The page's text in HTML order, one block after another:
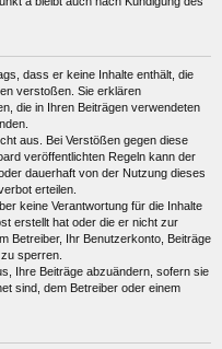
dass er keine Inhalte enthält, die
verstoßen. Sie erklären
die in Ihren Beiträgen verwendeten
aus. Bei Verstößen gegen diese
veröffentlichten Regeln kann der
dauerhaft von der Nutzung dieses
erteilen.
keine Verantwortung für die Inhalte
erstellt hat oder die er nicht zur
Betreiber, Ihr Benutzerkonto, Beiträge
sperren.
Ihre Beiträge abzuändern, sofern sie
sind, dem Betreiber oder einem